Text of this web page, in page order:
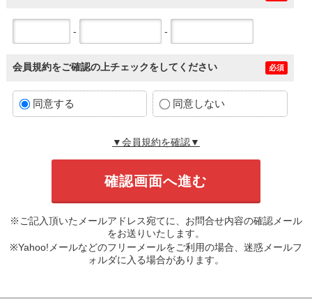
- -
会員規約をご確認の上チェックをしてください 必須
同意する 同意しない
▼会員規約を確認▼
※ご記入頂いたメールアドレス宛てに、お問合せ内容の確認メール
をお送りいたします。
※Yahoo!メールなどのフリーメールをご利用の場合、迷惑メールフ
ォルダに入る場合があります。